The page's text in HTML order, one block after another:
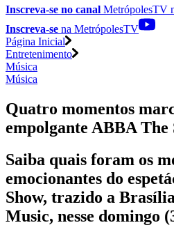
Inscreva-se no canal MetrópolesTV
Inscreva-se na MetrópolesTV
Página Inicial
Entretenimento
Música
Música
Quatro momentos
empolgante ABBA
Saiba quais foram os
emocionantes do
Show, trazido a
Music, nesse domingo